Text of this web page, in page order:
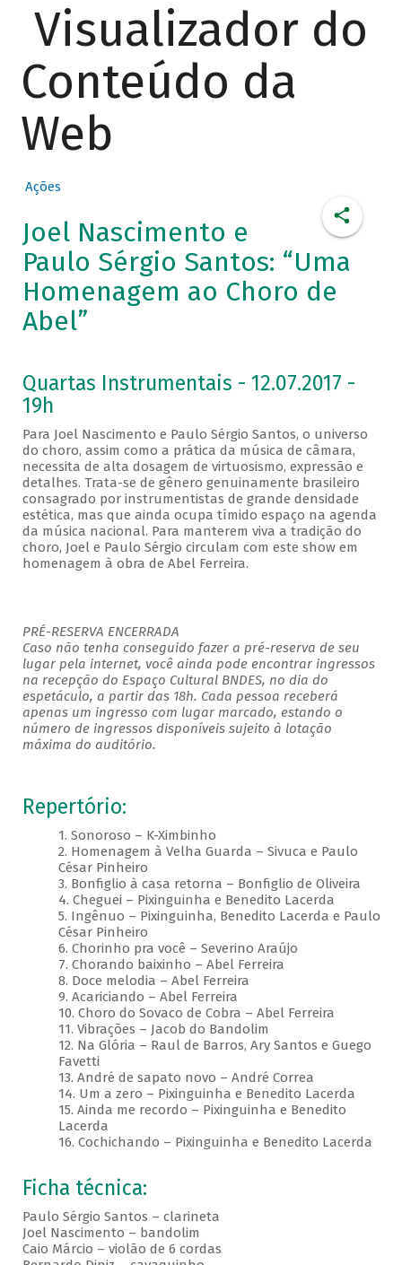
Visualizador do
Conteúdo da
Web
Ações
Joel Nascimento e
Paulo Sérgio Santos: “Uma
Homenagem ao Choro de
Abel”
Quartas Instrumentais - 12.07.2017 -
19h
Para Joel Nascimento e Paulo Sérgio Santos, o universo
do choro, assim como a prática da música de câmara,
necessita de alta dosagem de virtuosismo, expressão e
detalhes. Trata-se de gênero genuinamente brasileiro
consagrado por instrumentistas de grande densidade
estética, mas que ainda ocupa tímido espaço na agenda
da música nacional. Para manterem viva a tradição do
choro, Joel e Paulo Sérgio circulam com este show em
homenagem à obra de Abel Ferreira.
PRÉ-RESERVA ENCERRADA
Caso não tenha conseguido fazer a pré-reserva de seu
lugar pela internet, você ainda pode encontrar ingressos
na recepção do Espaço Cultural BNDES, no dia do
espetáculo, a partir das 18h. Cada pessoa receberá
apenas um ingresso com lugar marcado, estando o
número de ingressos disponíveis sujeito à lotação
máxima do auditório.
Repertório:
1. Sonoroso – K-Ximbinho
2. Homenagem à Velha Guarda – Sivuca e Paulo
César Pinheiro
3. Bonfiglio à casa retorna – Bonfiglio de Oliveira
4. Cheguei – Pixinguinha e Benedito Lacerda
5. Ingênuo – Pixinguinha, Benedito Lacerda e Paulo
César Pinheiro
6. Chorinho pra você – Severino Araújo
7. Chorando baixinho – Abel Ferreira
8. Doce melodia – Abel Ferreira
9. Acariciando – Abel Ferreira
10. Choro do Sovaco de Cobra – Abel Ferreira
11. Vibrações – Jacob do Bandolim
12. Na Glória – Raul de Barros, Ary Santos e Guego
Favetti
13. André de sapato novo – André Correa
14. Um a zero – Pixinguinha e Benedito Lacerda
15. Ainda me recordo – Pixinguinha e Benedito
Lacerda
16. Cochichando – Pixinguinha e Benedito Lacerda
Ficha técnica:
Paulo Sérgio Santos – clarineta
Joel Nascimento – bandolim
Caio Márcio – violão de 6 cordas